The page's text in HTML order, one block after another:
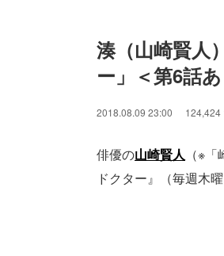
湊（山崎賢人
ー」＜第6話
2018.08.09 23:00 124,424
俳優の山崎賢人 （※
ドクター』（毎週木